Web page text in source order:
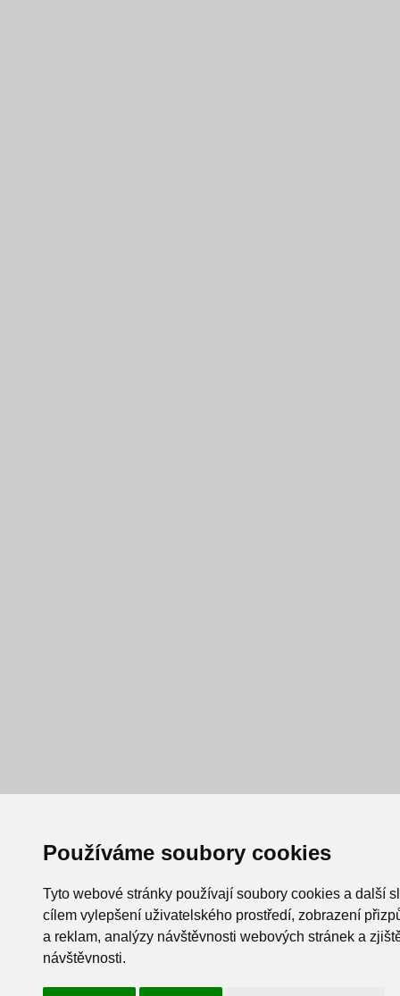
Používáme soubory cookies
Tyto webové stránky používají soubory cookies a další
cílem vylepšení uživatelského prostředí, zobrazení
a reklam, analýzy návštěvnosti webových stránek a
návštěvnosti.